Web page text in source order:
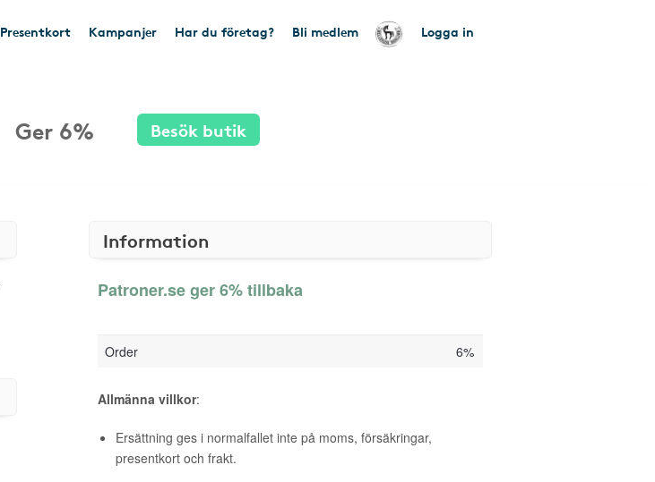
Presentkort Kampanjer Har du företag? Bli medlem Logga in
Ger 6% Besök butik
Information
Patroner.se ger 6% tillbaka
Order 6%
Allmänna villkor:
Ersättning ges i normalfallet inte på moms, försäkringar,
presentkort och frakt.